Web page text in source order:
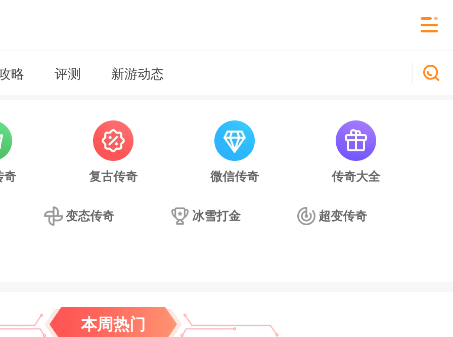
略 评测 新游动态
奇 复古传奇 微信传奇 传奇大全
变态传奇 冰雪打金 超变传奇
本周热门